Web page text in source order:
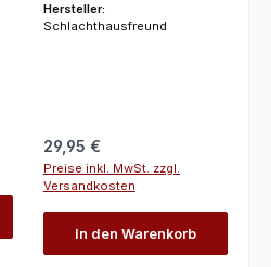
Hersteller:
Schlachthausfreund
Regulärer Preis:
29,95 €
Preise inkl. MwSt. zzgl.
Versandkosten
In den Warenkorb